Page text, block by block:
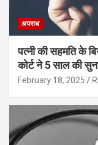
अपराध
पत्नी की सहमति के
कोर्ट ने 5 साल की
February 18, 2025